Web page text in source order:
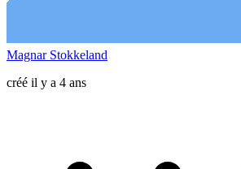
Magnar Stokkeland
créé il y a 4 ans